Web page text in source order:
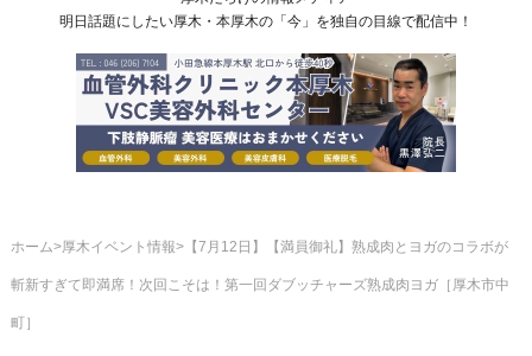
明日話題にしたい厚木・本厚木の「今」を独自の目線で配信中！
ホーム 厚木イベント情報 【7月12日】【満員御礼】熟成肉とヨガのコラボが
斬新すぎて即満席！次回こそは！第一回ダブッチャーズ熟成肉ヨガ［厚木市中
町］